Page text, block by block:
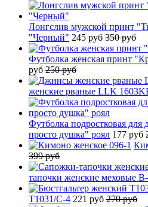
Лонгслив мужской принт
"Черный" 245 руб 350 руб
Футболка женская принт
руб 250 руб
женские рваные LLK
Футболка подростковая
просто душка" роял 177 руб
399 руб
тапочки женские меховые
T1031/C-4 221 руб 270 руб